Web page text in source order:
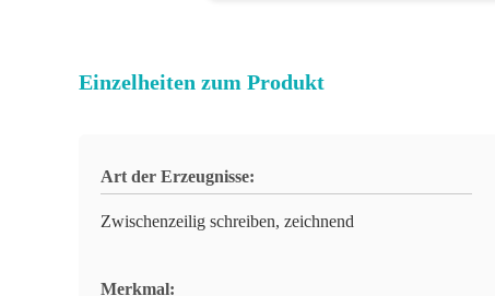
Einzelheiten zum Produkt
Art der Erzeugnisse:
Zwischenzeilig schreiben, zeichnend
Merkmal: